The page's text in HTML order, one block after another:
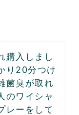
購入しまし
り20分つけ
菌臭が取れ
のワイシャ
レーをして